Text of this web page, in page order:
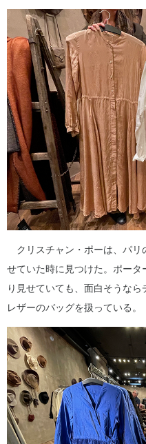
クリスチャン・ポーは、パリ
せていた時に見つけた。ポータ
り見せていても、面白そうな
レザーのバッグを扱っている。